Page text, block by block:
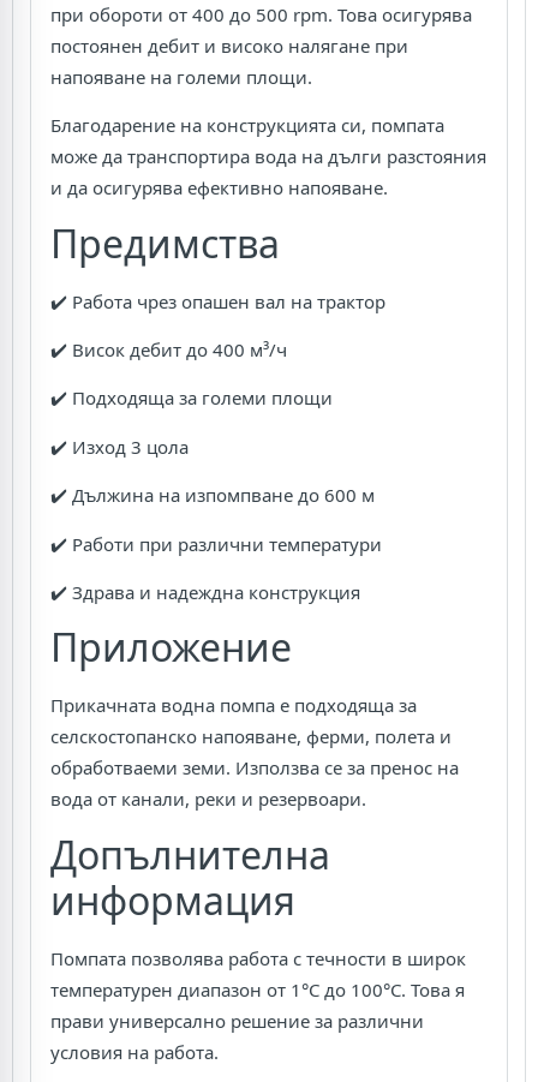
при обороти от 400 до 500 rpm. Това осигурява
постоянен дебит и високо налягане при
напояване на големи площи.
Благодарение на конструкцията си, помпата
може да транспортира вода на дълги разстояния
и да осигурява ефективно напояване.
Предимства
✔️ Работа чрез опашен вал на трактор
✔️ Висок дебит до 400 м³/ч
✔️ Подходяща за големи площи
✔️ Изход 3 цола
✔️ Дължина на изпомпване до 600 м
✔️ Работи при различни температури
✔️ Здрава и надеждна конструкция
Приложение
Прикачната водна помпа е подходяща за
селскостопанско напояване, ферми, полета и
обработваеми земи. Използва се за пренос на
вода от канали, реки и резервоари.
Допълнителна
информация
Помпата позволява работа с течности в широк
температурен диапазон от 1°C до 100°C. Това я
прави универсално решение за различни
условия на работа.